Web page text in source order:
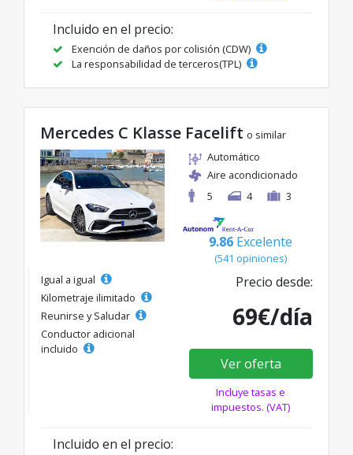
Incluido en el precio:
Exención de daños por colisión (CDW)
La responsabilidad de terceros(TPL)
Mercedes C Klasse Facelift o similar
Automático
Aire acondicionado
5
4 3
9.86 Excelente
(541 opiniones)
Igual a igual
Kilometraje ilimitado
Reunirse y Saludar
Conductor adicional
incluido
Precio desde:
69€/día
Ver oferta
Incluye tasas e
impuestos. (VAT)
Incluido en el precio: